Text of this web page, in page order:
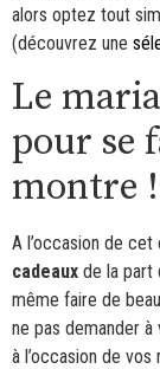
alors optez tout
(découvrez une
Le
pour se
montre !
A l’occasion de
cadeaux de la part
même faire de
ne pas demander
à l’occasion de